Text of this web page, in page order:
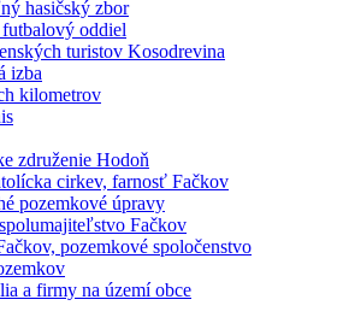
hasičský zbor
oddiel
turistov Kosodrevina
izba
kilometrov
združenie Hodoň
cirkev, farnosť Fačkov
pozemkové úpravy
Fačkov
pozemkové spoločenstvo
a firmy na území obce